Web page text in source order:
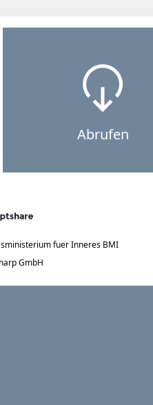
Abrufen
fuer Inneres BMI
GmbH